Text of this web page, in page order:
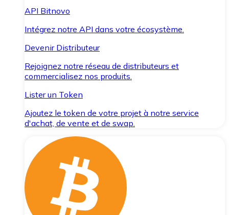
API Bitnovo
Intégrez notre API dans votre écosystème.
Devenir Distributeur
Rejoignez notre réseau de distributeurs et
commercialisez nos produits.
Lister un Token
Ajoutez le token de votre projet à notre service
d'achat, de vente et de swap.